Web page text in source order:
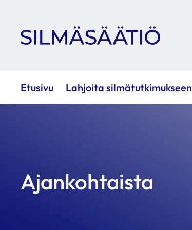
Etusivu Lahjoita silmätutkimukseen
Ajankohtaista